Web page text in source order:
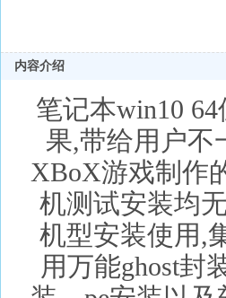
内容介绍
笔记本win10
果,带给用户不
XBoX游戏制作
机测试安装均
机型安装使用,
用万能ghost封